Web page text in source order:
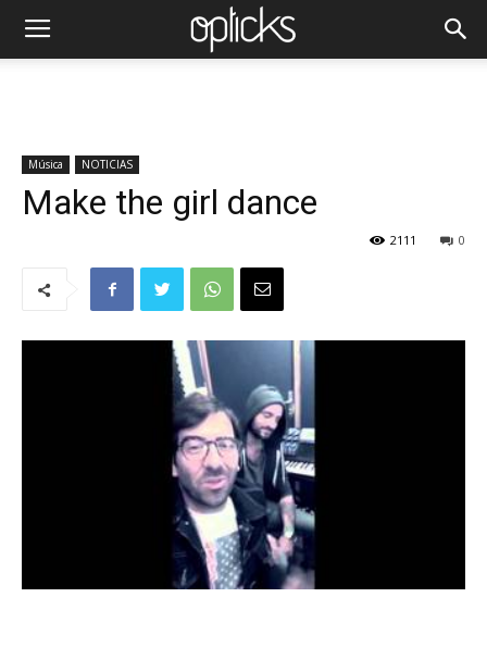
Música NOTICIAS
Make the girl dance
0
2111